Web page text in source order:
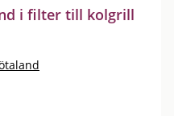
i filter till kolgrill